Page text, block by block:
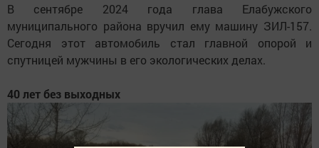
В сентябре 2024 года глава Елабужского
муниципального района вручил ему машину ЗИЛ-157.
Сегодня этот автомобиль стал главной опорой и
спутницей мужчины в его экологических делах.
40 лет без выходных